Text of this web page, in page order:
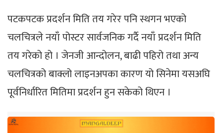
पटकपटक प्रदर्शन मिति तय गरेर पनि स्थगन भएको
चलचित्रले नयाँ पोस्टर सार्वजनिक गर्दै नयाँ प्रदर्शन मिति
तय गरेको हो । जेनजी आन्दोलन, बाढी पहिरो तथा अन्य
चलचित्रको बाक्लो लाइनअपका कारण यो सिनेमा यसअघि
पूर्वनिर्धारित मितिमा प्रदर्शन हुन सकेको थिएन ।